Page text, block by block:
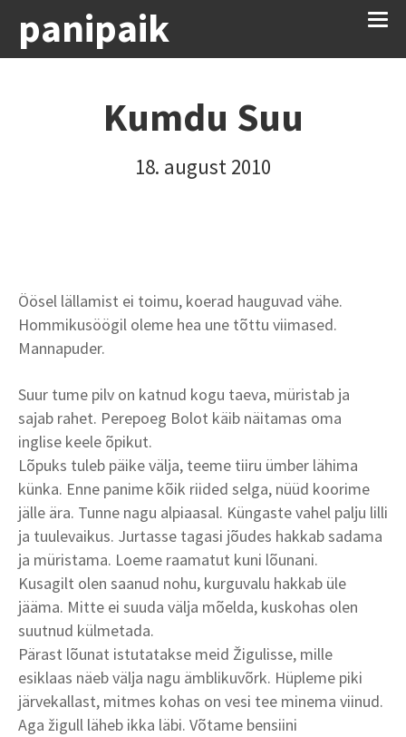
panipaik
Kumdu Suu
18. august 2010
Öösel lällamist ei toimu, koerad hauguvad vähe.
Hommikusöögil oleme hea une tõttu viimased.
Mannapuder.
Suur tume pilv on katnud kogu taeva, müristab ja
sajab rahet. Perepoeg Bolot käib näitamas oma
inglise keele õpikut.
Lõpuks tuleb päike välja, teeme tiiru ümber lähima
künka. Enne panime kõik riided selga, nüüd koorime
jälle ära. Tunne nagu alpiaasal. Küngaste vahel palju lilli
ja tuulevaikus. Jurtasse tagasi jõudes hakkab sadama
ja müristama. Loeme raamatut kuni lõunani.
Kusagilt olen saanud nohu, kurguvalu hakkab üle
jääma. Mitte ei suuda välja mõelda, kuskohas olen
suutnud külmetada.
Pärast lõunat istutatakse meid Žigulisse, mille
esiklaas näeb välja nagu ämblikuvõrk. Hüpleme piki
järvekallast, mitmes kohas on vesi tee minema viinud.
Aga žigull läheb ikka läbi. Võtame bensiini